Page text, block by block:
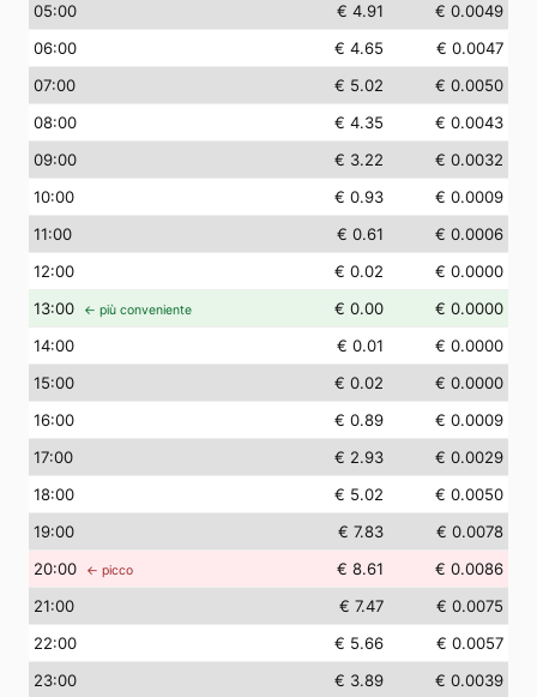
05:00 € 4.91
€ 0.0049
06:00 € 4.65
€ 0.0047
07:00 € 5.02
€ 0.0050
08:00 € 4.35
€ 0.0043
09:00 € 3.22
€ 0.0032
10:00 € 0.93
€ 0.0009
11:00 € 0.61
€ 0.0006
12:00 € 0.02
€ 0.0000
13:00 ← più conveniente € 0.00
€ 0.0000
14:00 € 0.01
€ 0.0000
15:00 € 0.02
€ 0.0000
16:00 € 0.89
€ 0.0009
17:00 € 2.93
€ 0.0029
18:00 € 5.02
€ 0.0050
19:00 € 7.83
€ 0.0078
20:00 ← picco € 8.61
€ 0.0086
21:00 € 7.47
€ 0.0075
22:00 € 5.66
€ 0.0057
23:00 € 3.89 € 0.0039